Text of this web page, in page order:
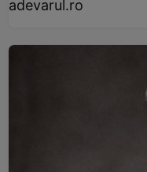
adevarul.ro